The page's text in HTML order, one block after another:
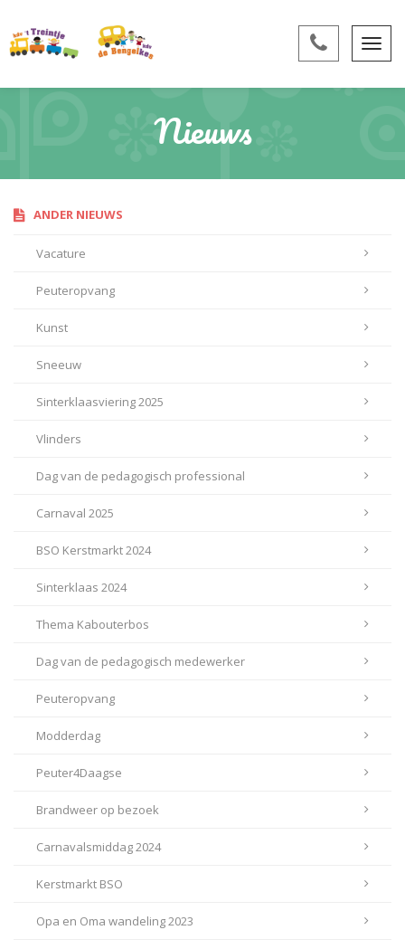
Nieuws
ANDER NIEUWS
Vacature
Peuteropvang
Kunst
Sneeuw
Sinterklaasviering 2025
Vlinders
Dag van de pedagogisch professional
Carnaval 2025
BSO Kerstmarkt 2024
Sinterklaas 2024
Thema Kabouterbos
Dag van de pedagogisch medewerker
Peuteropvang
Modderdag
Peuter4Daagse
Brandweer op bezoek
Carnavalsmiddag 2024
Kerstmarkt BSO
Opa en Oma wandeling 2023